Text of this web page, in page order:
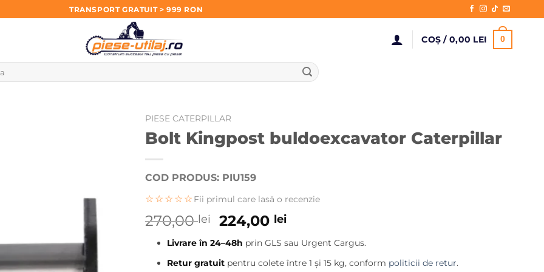
TRANSPORT GRATUIT > 999 RON
COȘ / 0,00 LEI 0
PIESE CATERPILLAR
Bolt Kingpost buldoexcavator Caterpillar
COD PRODUS: PIU159
☆☆☆☆☆ Fii primul care lasă o recenzie
270,00lei
Prețul
a
fost:
224,00 leiPrețul
este:
224,00 lei.
Livrare în 24–48h prin GLS sau Urgent Cargus.
Retur gratuit pentru colete între 1 și 15 kg, conform politicii de retur.